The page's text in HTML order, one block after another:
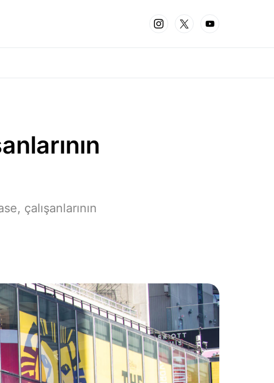
çalışanlarının